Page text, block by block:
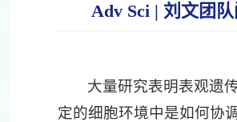
Adv Sci | 刘文团
大量研究表明表观遗
定的细胞环境中是如何协